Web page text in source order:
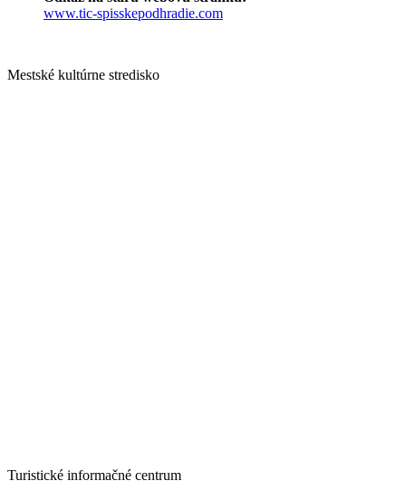
www.tic-spisskepodhradie.com
Mestské kultúrne stredisko
Turistické informačné centrum